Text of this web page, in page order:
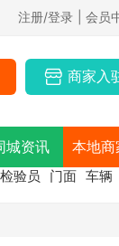
注册/登录 | 会员
商家入
城资讯 本地商
检验员 门面 车辆